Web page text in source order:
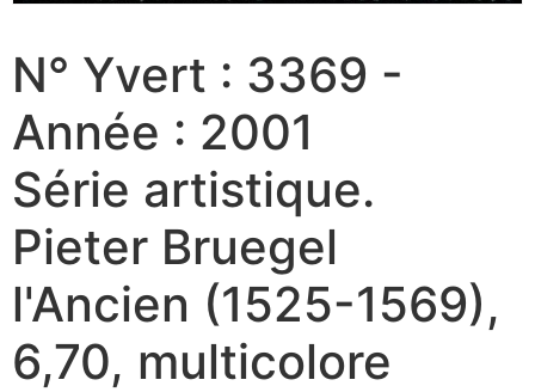
N° Yvert : 3369 -
Année : 2001
Série artistique.
Pieter Bruegel
l'Ancien (1525-1569),
6,70, multicolore